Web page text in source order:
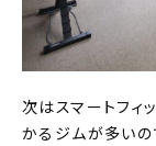
次はスマートフィ
かるジムが多いの